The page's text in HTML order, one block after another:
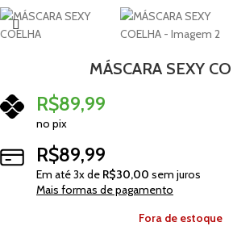
MÁSCARA SEXY
R$89,99
no pix
R$89,99
Em até3x de R$30,00 sem juros
Mais formas de pagamento
Fora de estoque